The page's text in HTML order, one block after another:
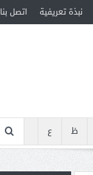
نبذة تعريفية اتصل بنا
ظ
ع